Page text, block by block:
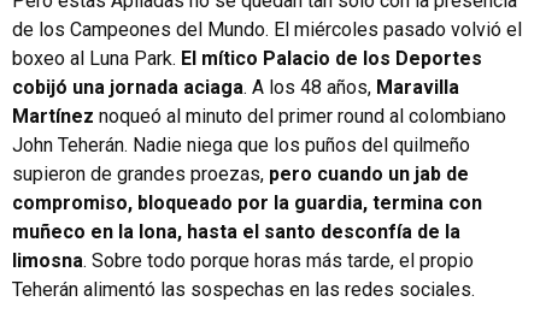
de los Campeones del Mundo. El miércoles pasado volvió el
boxeo al Luna Park. El mítico Palacio de los Deportes
cobijó una jornada aciaga. A los 48 años, Maravilla
Martínez noqueó al minuto del primer round al colombiano
John Teherán. Nadie niega que los puños del quilmeño
supieron de grandes proezas, pero cuando un jab de
compromiso, bloqueado por la guardia, termina con
muñeco en la lona, hasta el santo desconfía de la
limosna. Sobre todo porque horas más tarde, el propio
Teherán alimentó las sospechas en las redes sociales.